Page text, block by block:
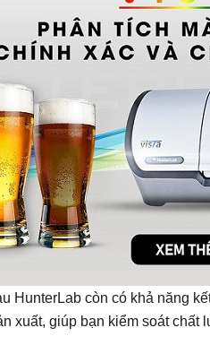
HunterLab còn có khả năng
xuất, giúp bạn kiểm soát